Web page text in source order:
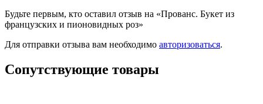
Будьте первым, кто оставил отзыв на «Прованс. Букет из
французских и пионовидных роз»
Для отправки отзыва вам необходимо авторизоваться.
Сопутствующие товары